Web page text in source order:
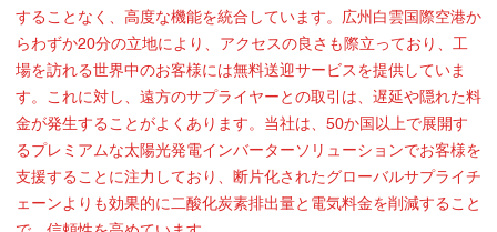
することなく、高度な機能を統合しています。広州白雲国際空港か
らわずか20分の立地により、アクセスの良さも際立っており、工
場を訪れる世界中のお客様には無料送迎サービスを提供していま
す。これに対し、遠方のサプライヤーとの取引は、遅延や隠れた料
金が発生することがよくあります。当社は、50か国以上で展開す
るプレミアムな太陽光発電インバーターソリューションでお客様を
支援することに注力しており、断片化されたグローバルサプライチ
ェーンよりも効果的に二酸化炭素排出量と電気料金を削減すること